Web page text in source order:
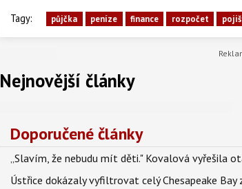
Tagy: půjčka peníze finance rozpočet
Nejnovější články
Doporučené články
„Slavím, že nebudu mít děti." Kovalová vyřešila
Ústřice dokázaly vyfiltrovat celý Chesapeake